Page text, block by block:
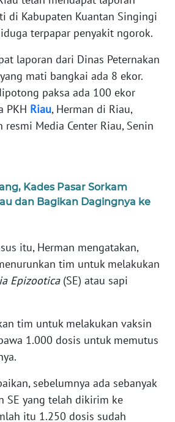
di Kabupaten Kuantan Singingi
terpapar penyakit ngorok.
laporan dari Dinas Peternakan
yang mati bangkai ada 8 ekor.
paksa ada 100 ekor
PKH Riau, Herman di Riau,
Media Center Riau, Senin
Kades Pasar Sorkam
dan Bagikan Dagingnya ke
itu, Herman mengatakan,
tim untuk melakukan
Epizootica(SE) atau sapi
tim untuk melakukan vaksin
1.000 dosis untuk memutus
sebelumnya ada sebanyak
SE yang telah dikirim ke
itu 1.250 dosis sudah